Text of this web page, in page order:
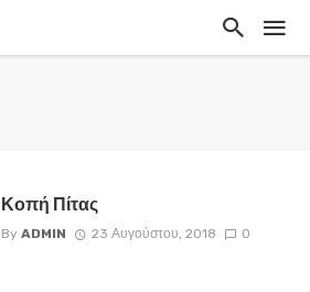
Κοπή Πίτας
By ADMIN 23 Αυγούστου, 2018 0